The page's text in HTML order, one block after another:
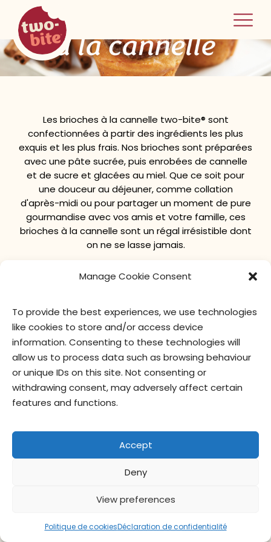
Manage Cookie Consent
To provide the best experiences, we use technologies
like cookies to store and/or access device
information. Consenting to these technologies will
allow us to process data such as browsing behaviour
or unique IDs on this site. Not consenting or
withdrawing consent, may adversely affect certain
features and functions.
Accept
Deny
View preferences
Politique de cookiesDéclaration de confidentialité
two-bite
home
brioches à la cannelle
Les brioches à la cannelle two-bite® sont
confectionnées à partir des ingrédients les plus
exquis et les plus frais. Nos brioches sont préparées
avec une pâte sucrée, puis enrobées de cannelle
et de sucre et glacées au miel. Que ce soit pour
une douceur au déjeuner, comme collation
d'après-midi ou pour partager un moment de pure
gourmandise avec vos amis et votre famille, ces
brioches à la cannelle sont un régal irrésistible dont
on ne se lasse jamais.
brioches à la cannelle en format collation
confidentialité
© Give & Go Prepared Foods Corp. Tous droits réservés.